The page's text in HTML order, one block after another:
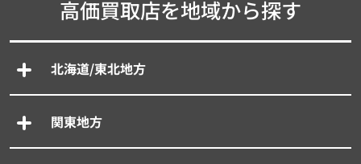
高価買取店を地域から探す
北海道/東北地方
関東地方